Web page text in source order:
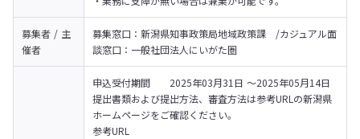
募集者 / 主
催者
募集窓口：新潟県知事政策局地域政策課　/カジュアル面
談窓口：一般社団法人にいがた圏
申込受付期間	2025年03月31日 ～2025年05月14日
提出書類および提出方法、審査方法は参考URLの新潟県
ホームページをご確認ください。